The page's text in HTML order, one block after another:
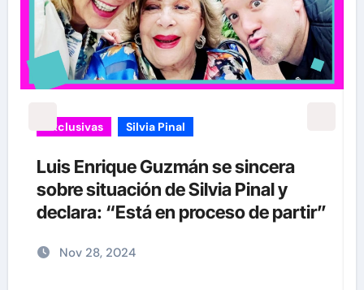
Exclusivas Silvia Pinal
Entre lágrimas, asistente de Silvia
Pinal revela nuevos detalles sobre
su salud
Nov 27, 2024